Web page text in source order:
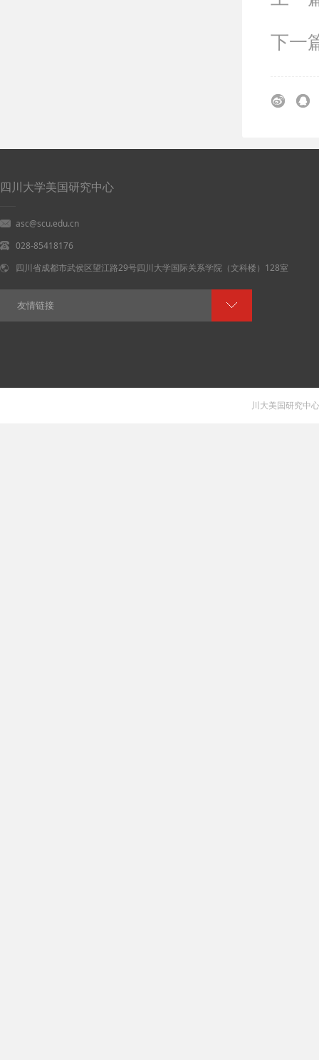
下一
四川大学美国研究中心
asc@scu.edu.cn
028-85418176
四川省成都市武侯区望江路29号四川大学国际关系学院（文科楼）128室
友情链接
川大美国研究中